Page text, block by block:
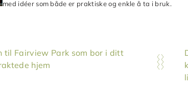
med idéer som både er praktiske og enkle å ta i bruk.
til Fairview Park som bor i ditt
hjem